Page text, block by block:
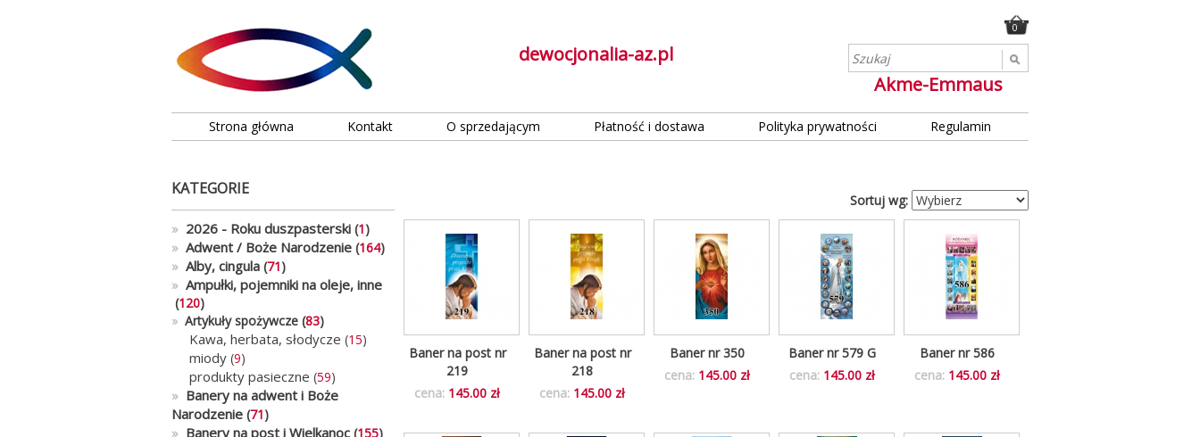
dewocjonalia-az.pl
0
Akme-Emmaus
Strona główna Kontakt O sprzedającym Płatność i dostawa Polityka prywatności Regulamin
KATEGORIE
» 2026 - Roku duszpasterski (1)
» Adwent / Boże Narodzenie (164)
» Alby, cingula (71)
» Ampułki, pojemniki na oleje, inne
(120)
» Artykuły spożywcze (83)
Kawa, herbata, słodycze (15)
miody (9)
produkty pasieczne (59)
» Banery na adwent i Boże
Narodzenie (71)
» Banery na post i Wielkanoc (155)
Sortuj wg:
Baner na post nr
219
cena: 145.00 zł
Baner na post nr
218
cena: 145.00 zł
Baner nr 350
cena: 145.00 zł
Baner nr 579 G
cena: 145.00 zł
Baner nr 586
cena: 145.00 zł